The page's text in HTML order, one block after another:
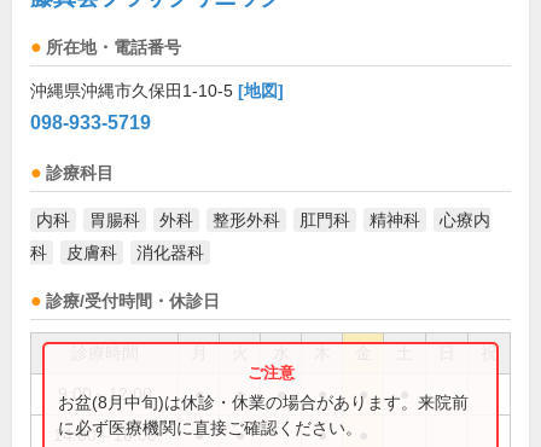
所在地・電話番号
沖縄県沖縄市久保田1-10-5 [地図]
098-933-5719
診療科目
内科 胃腸科 外科 整形外科 肛門科 精神科
心療内
科
皮膚科 消化器科
診療/受付時間・休診日
祝
9:00～12:00 ● ● ● ● ●
14:00～18:00 ● ● ●
お盆(8月中旬)は休診・休業の場合があります。来院前
に必ず医療機関に直接ご確認ください。